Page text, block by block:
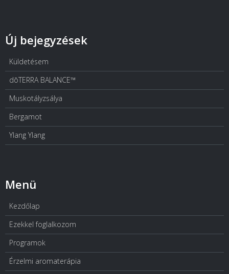
Új bejegyzések
Küldetésem
dōTERRA BALANCE™
Muskotályzsálya
Bergamot
Ylang Ylang
Menü
Kezdőlap
Ezekkel foglalkozom
Programok
Érzelmi aromaterápia